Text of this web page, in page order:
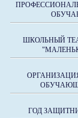
ШКОЛЬНЫЙ
ГОД